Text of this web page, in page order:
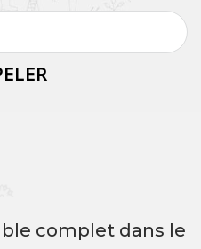
complet dans le